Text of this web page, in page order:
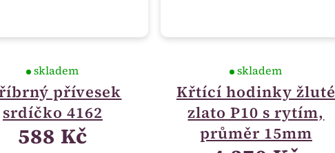
přívesek
srdíčko 4162
skladem
588 Kč
Křtící hodinky žluté
zlato P10 s rytím,
průměr 15mm
skladem